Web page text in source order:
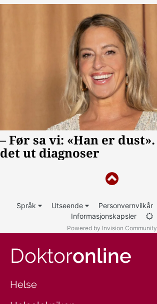
Språk Utseende Personvernvilkår
Informasjonskapsler
Powered by Invision Community
Doktoronline
Helse